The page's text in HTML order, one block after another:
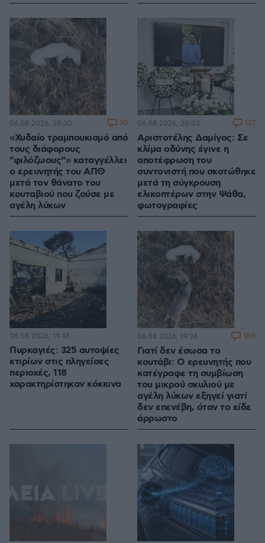
«Χυδαίο τραμπουκισμό από
τους διάφορους
"φιλόζωους"» καταγγέλλει
ο ερευνητής του ΑΠΘ
μετά τον θάνατο του
κουταβιού που ζούσε με
αγέλη λύκων
06.08.2026, 20:30 70
Αριστοτέλης Δαμίγος: Σε
κλίμα οδύνης έγινε η
αποτέφρωση του
συντονιστή που σκοτώθηκε
μετά τη σύγκρουση
ελικοπτέρων στην Ψάθα,
φωτογραφίες
06.08.2026, 20:03 127
Πυρκαγιές: 325 αυτοψίες
κτιρίων στις πληγείσες
περιοχές, 118
χαρακτηρίστηκαν κόκκινα
06.08.2026, 19:46
Γιατί δεν έσωσα το
κουτάβι: Ο ερευνητής που
κατέγραφε τη συμβίωση
του μικρού σκυλιού με
αγέλη λύκων εξηγεί γιατί
δεν επενέβη, όταν το είδε
άρρωστο
06.08.2026, 19:34 180